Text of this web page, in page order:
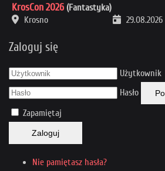
KrosCon 2026 (Fantastyka)
Krosno
29.08.2026
Zaloguj się
Użytkownik
Hasło
Zapamiętaj
Zaloguj
Nie pamiętasz hasła?